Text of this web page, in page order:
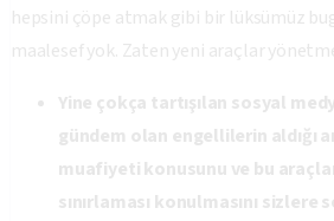
hepsini çöpe atmak gibi bir lüksümüz
maalesef yok. Zaten yeni araçlar
Yine çokça tartışılan sosyal
gündem olan engellilerin aldığı
muafiyeti konusunu ve bu
sınırlaması konulmasını sizlere